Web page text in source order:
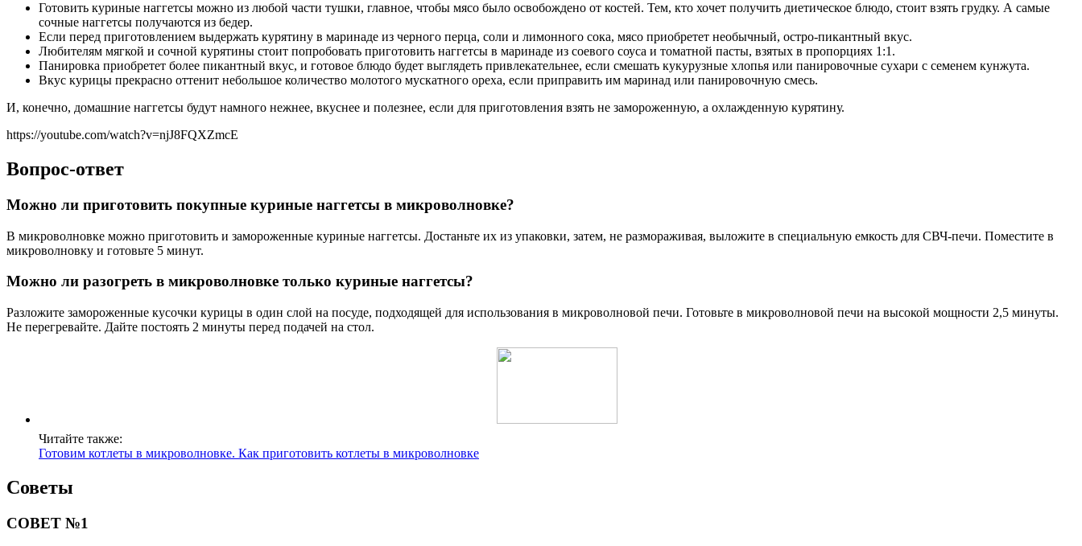
Готовить куриные наггетсы можно из любой части тушки, главное, чтобы мясо было освобождено от костей. Тем, кто хочет получить диетическое блюдо, стоит взять грудку. А самые
сочные наггетсы получаются из бедер.
Если перед приготовлением выдержать курятину в маринаде из черного перца, соли и лимонного сока, мясо приобретет необычный, остро-пикантный вкус.
Любителям мягкой и сочной курятины стоит попробовать приготовить наггетсы в маринаде из соевого соуса и томатной пасты, взятых в пропорциях 1:1.
Панировка приобретет более пикантный вкус, и готовое блюдо будет выглядеть привлекательнее, если смешать кукурузные хлопья или панировочные сухари с семенем кунжута.
Вкус курицы прекрасно оттенит небольшое количество молотого мускатного ореха, если приправить им маринад или панировочную смесь.
И, конечно, домашние наггетсы будут намного нежнее, вкуснее и полезнее, если для приготовления взять не замороженную, а охлажденную курятину.
https://youtube.com/watch?v=njJ8FQXZmcE
Вопрос-ответ
Можно ли приготовить покупные куриные наггетсы в микроволновке?
В микроволновке можно приготовить и замороженные куриные наггетсы. Достаньте их из упаковки, затем, не размораживая, выложите в специальную емкость для СВЧ-печи. Поместите в
микроволновку и готовьте 5 минут.
Можно ли разогреть в микроволновке только куриные наггетсы?
Разложите замороженные кусочки курицы в один слой на посуде, подходящей для использования в микроволновой печи. Готовьте в микроволновой печи на высокой мощности 2,5 минуты.
Не перегревайте. Дайте постоять 2 минуты перед подачей на стол.
Читайте также:
Готовим котлеты в микроволновке. Как приготовить котлеты в микроволновке
Советы
СОВЕТ №1